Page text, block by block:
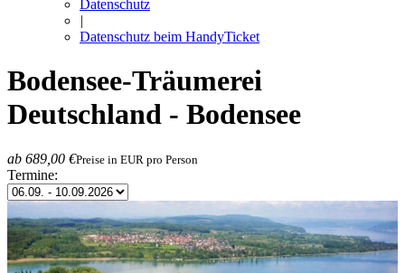
Datenschutz
|
Datenschutz beim HandyTicket
Bodensee-Träumerei
Deutschland - Bodensee
ab 689,00 €Preise in EUR pro Person
Termine: